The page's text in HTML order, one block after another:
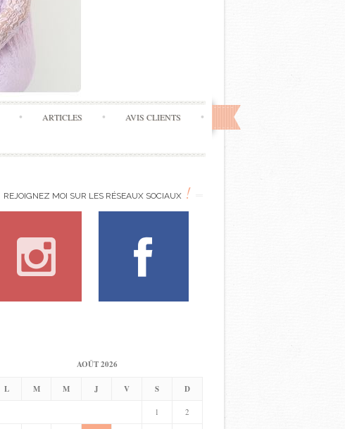
ARTICLES AVIS CLIENTS
REJOIGNEZ MOI SUR LES RÉSEAUX SOCIAUX !
AOÛT 2026
L M M J V S D
1 2